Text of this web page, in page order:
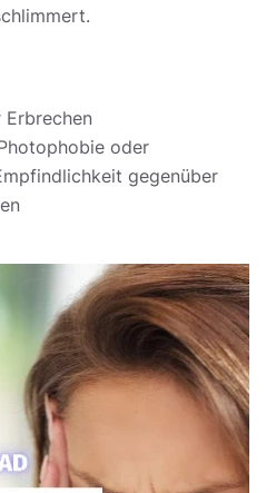
Erbrechen
oder
gegenüber